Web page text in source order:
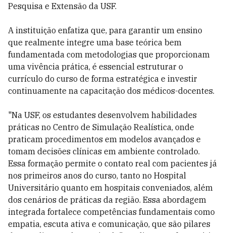
Pesquisa e Extensão da USF.
A instituição enfatiza que, para garantir um ensino
que realmente integre uma base teórica bem
fundamentada com metodologias que proporcionam
uma vivência prática, é essencial estruturar o
currículo do curso de forma estratégica e investir
continuamente na capacitação dos médicos-docentes.
"Na USF, os estudantes desenvolvem habilidades
práticas no Centro de Simulação Realística, onde
praticam procedimentos em modelos avançados e
tomam decisões clínicas em ambiente controlado.
Essa formação permite o contato real com pacientes já
nos primeiros anos do curso, tanto no Hospital
Universitário quanto em hospitais conveniados, além
dos cenários de práticas da região. Essa abordagem
integrada fortalece competências fundamentais como
empatia, escuta ativa e comunicação, que são pilares